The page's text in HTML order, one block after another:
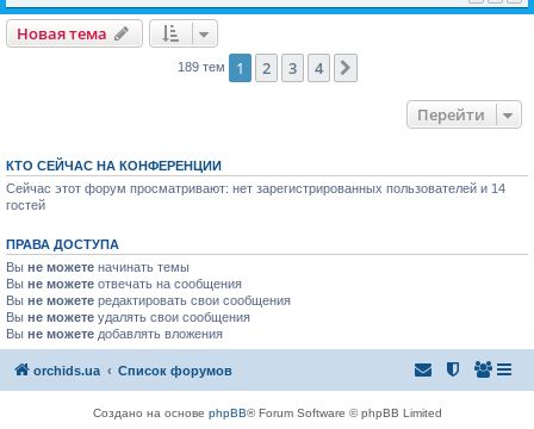
Новая тема
189 тем 1 2 3 4
Перейти
КТО СЕЙЧАС НА КОНФЕРЕНЦИИ
Сейчас этот форум просматривают: нет зарегистрированных пользователей и 14
гостей
ПРАВА ДОСТУПА
Вы не можете начинать темы
Вы не можете отвечать на сообщения
Вы не можете редактировать свои сообщения
Вы не можете удалять свои сообщения
Вы не можете добавлять вложения
orchids.ua Список форумов
Создано на основе phpBB® Forum Software © phpBB Limited